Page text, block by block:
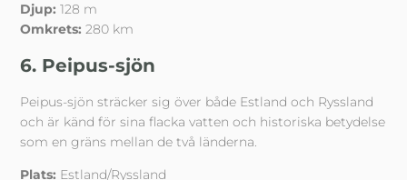
Djup: 128 m
Omkrets: 280 km
6. Peipus-sjön
Peipus-sjön sträcker sig över både Estland och Ryssland
och är känd för sina flacka vatten och historiska betydelse
som en gräns mellan de två länderna.
Plats: Estland/Ryssland